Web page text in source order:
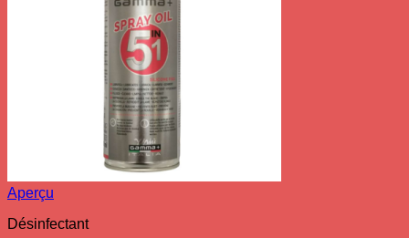
Aperçu
Désinfectant